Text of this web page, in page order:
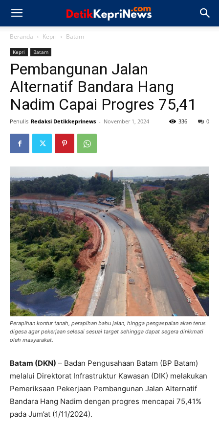
Beranda Kepri Batam
Kepri Batam
Pembangunan Jalan
Alternatif Bandara Hang
Nadim Capai Progres 75,41
Penulis Redaksi Detikkeprinews - November 1, 2024 0
336
Perapihan kontur tanah, perapihan bahu jalan, hingga pengaspalan akan terus
digesa agar pekerjaan selesai sesuai target sehingga dapat segera dinikmati
oleh masyarakat.
Batam (DKN) – Badan Pengusahaan Batam (BP Batam)
melalui Direktorat Infrastruktur Kawasan (DIK) melakukan
Pemeriksaan Pekerjaan Pembangunan Jalan Alternatif
Bandara Hang Nadim dengan progres mencapai 75,41%
pada Jum’at (1/11/2024).